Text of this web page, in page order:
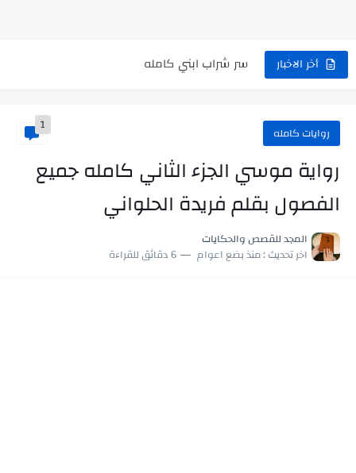
أخر الاخبار
سر شراب ابني كامله
استعلم الآن عن نتيجة الثانوية العامة 2026 برقم الجلوس والاسم
روايات كامله 1
رواية موسي الجزء الثاني كامله جميع
الفصول بقلم فريدة الحلواني
المجد للقصص والحكايات
اخر تحديث :منذ بضع اعوام 6 دقائق للقراءة